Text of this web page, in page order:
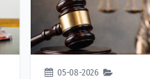
05-08-2026